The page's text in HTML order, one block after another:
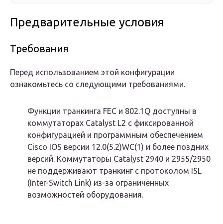
Предварительные условия
Требования
Перед использованием этой конфигурации
ознакомьтесь со следующими требованиями.
Функции транкинга FEC и 802.1Q доступны в
коммутаторах Catalyst L2 с фиксированной
конфигурацией и программным обеспечением
Cisco IOS версии 12.0(5.2)WC(1) и более поздних
версий. Коммутаторы Catalyst 2940 и 2955/2950
не поддерживают транкинг с протоколом ISL
(Inter-Switch Link) из-за ограниченных
возможностей оборудования.